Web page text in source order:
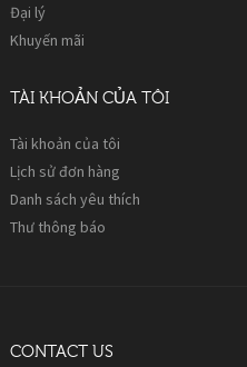
Đại lý
Khuyến mãi
TÀI KHOẢN CỦA TÔI
Tài khoản của tôi
Lịch sử đơn hàng
Danh sách yêu thích
Thư thông báo
CONTACT US